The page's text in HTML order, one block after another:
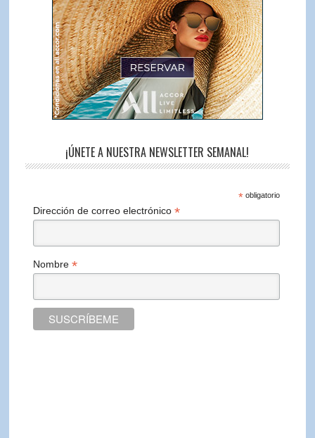
¡ÚNETE A NUESTRA NEWSLETTER SEMANAL!
*obligatorio
Dirección de correo electrónico*
Nombre*